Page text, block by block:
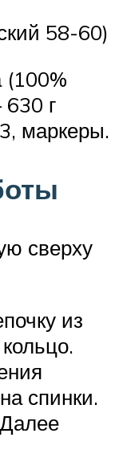
58-60)
(100%
г
маркеры.
сверху
из
спинки.